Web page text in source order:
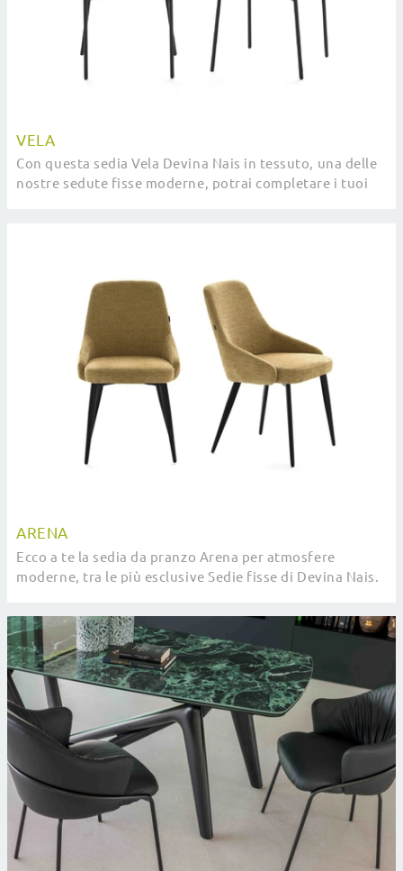
VELA
Con questa sedia Vela Devina Nais in tessuto, una delle
nostre sedute fisse moderne, potrai completare i tuoi
ARENA
Ecco a te la sedia da pranzo Arena per atmosfere
moderne, tra le più esclusive Sedie fisse di Devina Nais.